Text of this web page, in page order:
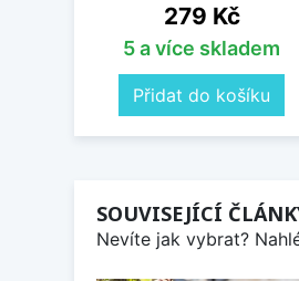
Cena
279 Kč
5 a více skladem
Přidat do košíku
SOUVISEJÍCÍ
Nevíte jak vybrat?